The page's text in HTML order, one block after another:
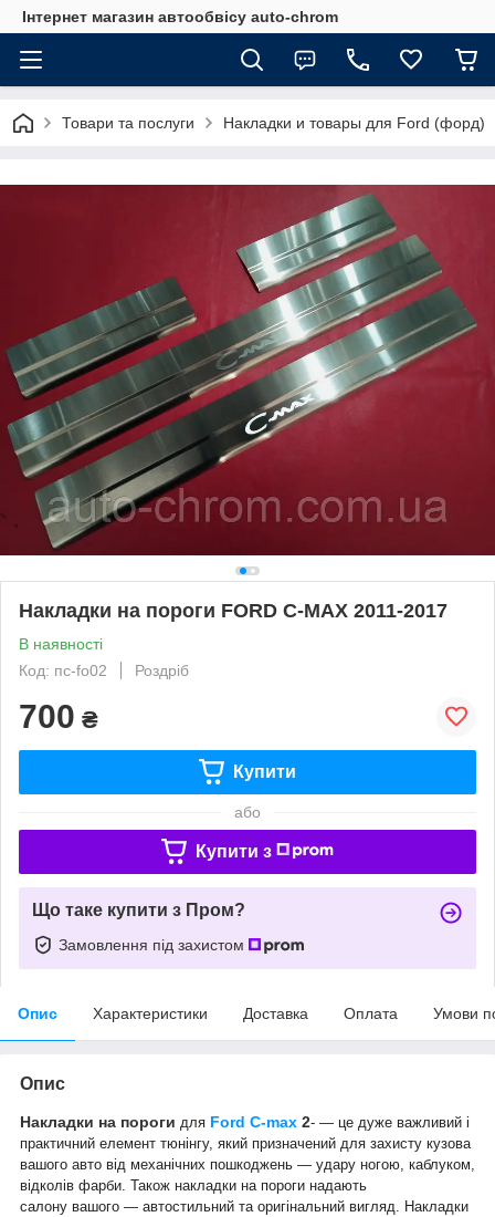
Інтернет магазин автообвісу auto-chrom
Товари та послуги Накладки и товары для Ford (форд)
Накладки на пороги FORD C-MAX 2011-2017
В наявності
Код: пс-fo02
Роздріб
700 ₴
Купити
або
Купити з
Що таке купити з Пром?
Замовлення під захистом
Опис Характеристики Доставка Оплата Умови
Опис
Накладки на пороги для Ford C-max 2- — це дуже важливий і
практичний елемент тюнінгу, який призначений для захисту кузова
вашого авто від механічних пошкоджень — удару ногою, каблуком,
відколів фарби. Також накладки на пороги надають
салону вашого — автостильний та оригінальний вигляд. Накладки